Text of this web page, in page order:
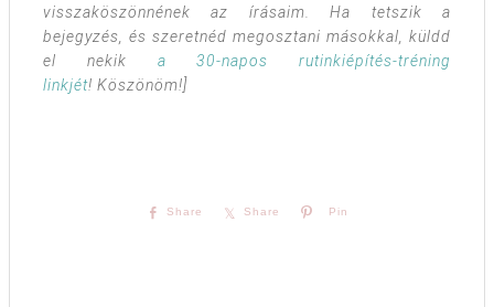
visszaköszönnének az írásaim. Ha tetszik a
bejegyzés, és szeretnéd megosztani másokkal, küldd
el nekik a 30-napos rutinkiépítés-tréning
linkjét! Köszönöm!]
Share Share Pin